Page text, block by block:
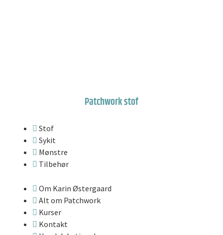
Patchwork stof
Stof
Sykit
Mønstre
Tilbehør
Om Karin Østergaard
Alt om Patchwork
Kurser
Kontakt